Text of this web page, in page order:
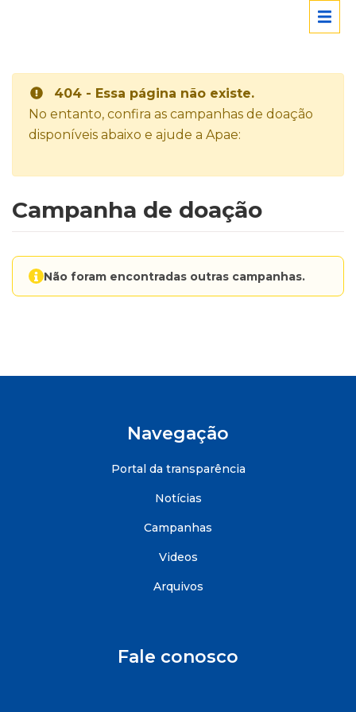
404 - Essa página não existe.
No entanto, confira as campanhas de doação
disponíveis abaixo e ajude a Apae:
Campanha de doação
Não foram encontradas outras campanhas.
Navegação
Portal da transparência
Notícias
Campanhas
Videos
Arquivos
Fale conosco